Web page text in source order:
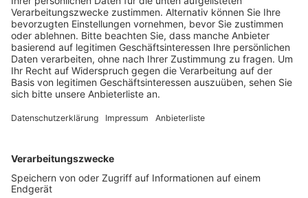
Veröffentlicht:Samstag, 12.11.2022 16:21
Anzeige
In Wesseling gibt es am 13. November auf den
Friedhöfen zum Beispiel in Berzdorf und in Urfeld und
Kriegsopfer niedergelegt. Um 10:00 Uhr auf dem
Friedhof in Berzdorf, 10:30 Uhr am Ehrenmal an der